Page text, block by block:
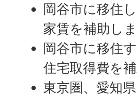
岡谷市に移住
家賃を補助し
岡谷市に移住
住宅取得費を
東京圏、愛知